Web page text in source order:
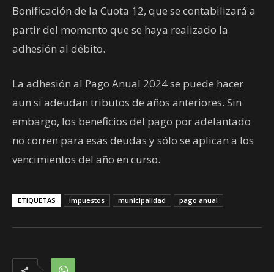
Bonificación de la Cuota 12, que se contabilizará a
partir del momento que se haya realizado la
adhesión al débito.
La adhesión al Pago Anual 2024 se puede hacer
aun si adeudan tributos de años anteriores. Sin
embargo, los beneficios del pago por adelantado
no corren para esas deudas y sólo se aplican a los
vencimientos del año en curso.
ETIQUETAS impuestos municipalidad pago anual